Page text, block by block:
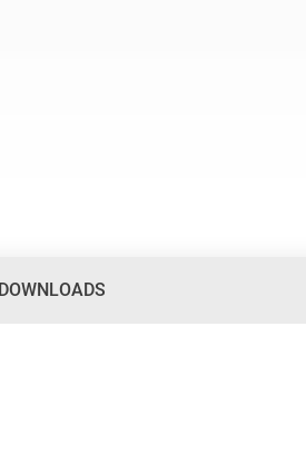
DOWNLOADS